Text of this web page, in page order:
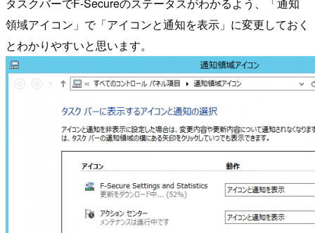
領域アイコン」で「アイコンと通知を表示」に変更しておく
とわかりやすいと思います。